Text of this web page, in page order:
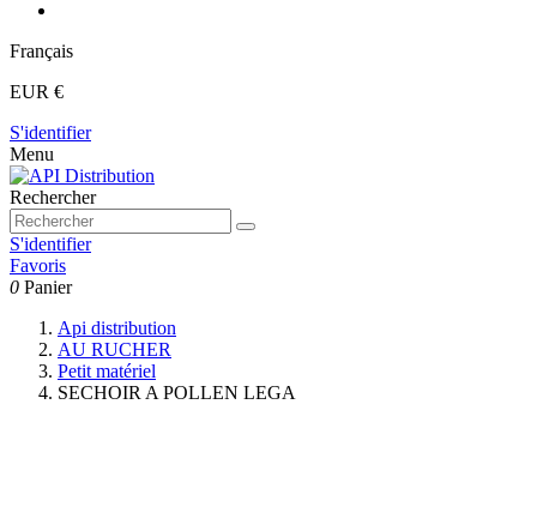
Français
EUR €
S'identifier
Menu
Rechercher
S'identifier
Favoris
0 Panier
Api distribution
AU RUCHER
Petit matériel
SECHOIR A POLLEN LEGA